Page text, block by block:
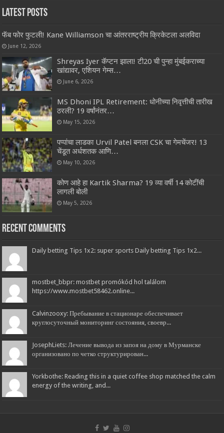
Latest Posts
फॅब फोर फुटली! Kane Williamson चा आंतरराष्ट्रीय क्रिकेटला अलविदा
June 12, 2026
Shreyas Iyer कॅप्टन झाला! टी20 ची पुन्हा मुंबईकराच्या
खांद्यावर, एशियन गेम्स…
June 6, 2026
MS Dhoni IPL Retirement: धोनीच्या निवृत्तीची तारीख
ठरली? 19 वर्षांनंतर…
May 15, 2026
पप्पांचा लाडका Urvil Patel बनला CSK चा गेमचेंजर! 13
चेंडूत अर्धशतक आणि…
May 10, 2026
कोण आहे हा Kartik Sharma? 19 व्या वर्षी 14 कोटींची
लागली बोली
May 5, 2026
Recent Comments
Daily betting Tips 1x2: super sports Daily betting Tips 1x2...
mostbet_bbpr: mostbet promókód hol találom
https://www.mostbet58462.online...
Calvinzooxy: Пребывание в стационаре обеспечивает
круглосуточный мониторинг состояния, своевр...
JosephLiets: Лечение вывода из запоя на дому в Мурманске
организовано по четко структурирован...
Yorkbothe: Reading this in a quiet coffee shop matched the calm
energy of the writing, and...